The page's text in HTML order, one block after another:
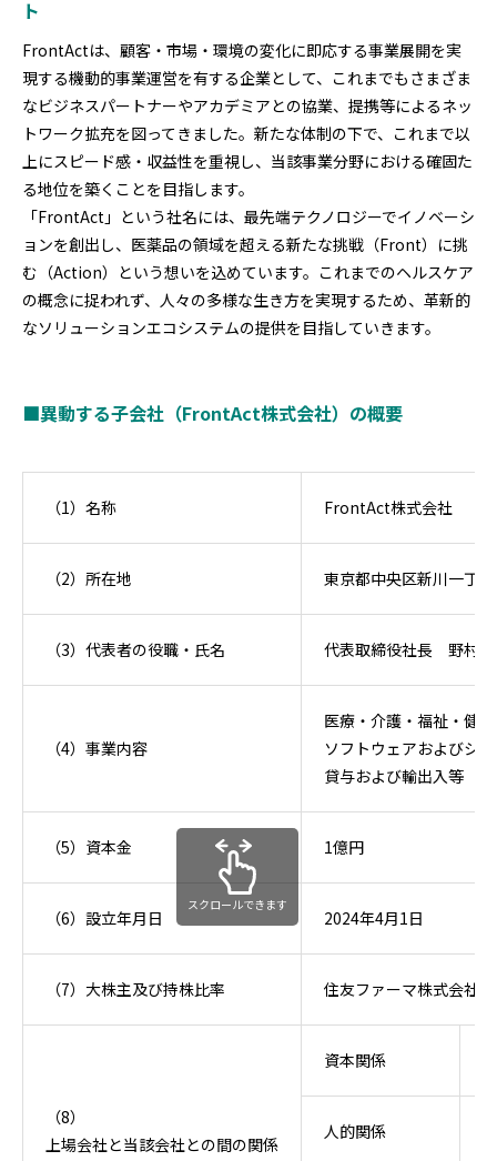
ト
FrontActは、顧客・市場・環境の変化に即応する事業展開を実
現する機動的事業運営を有する企業として、これまでもさまざま
なビジネスパートナーやアカデミアとの協業、提携等によるネッ
トワーク拡充を図ってきました。新たな体制の下で、これまで以
上にスピード感・収益性を重視し、当該事業分野における確固た
る地位を築くことを目指します。
「FrontAct」という社名には、最先端テクノロジーでイノベーシ
ョンを創出し、医薬品の領域を超える新たな挑戦（Front）に挑
む（Action）という想いを込めています。これまでのヘルスケア
の概念に捉われず、人々の多様な生き方を実現するため、革新的
なソリューションエコシステムの提供を目指していきます。
■異動する子会社（FrontAct株式会社）の概要
（1）名称 FrontAct株式会社
（2）所在地 東京都中央区新川一丁
（3）代表者の役職・氏名 代表取締役社長 野村
（4）事業内容
医療・介護・福祉・健
ソフトウェアおよびシ
貸与および輸出入等
（5）資本金 1億円
（6）設立年月日 2024年4月1日
（7）大株主及び持株比率 住友ファーマ株式会社
（8）
上場会社と当該会社との間の関係
資本関係
人的関係
スクロールできます